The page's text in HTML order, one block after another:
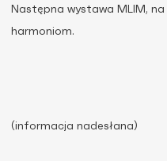
Następna wystawa MLIM,
harmoniom.
(informacja nadesłana)